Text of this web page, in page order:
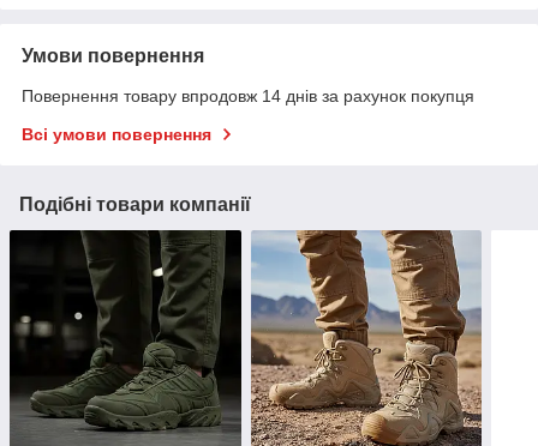
Умови повернення
Повернення товару впродовж 14 днів за рахунок покупця
Всі умови повернення
Подібні товари компанії